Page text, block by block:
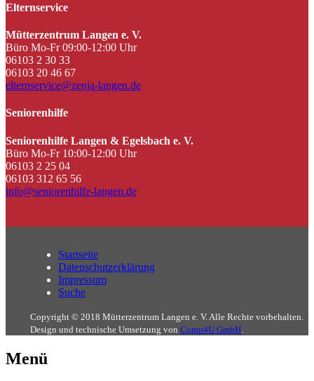
Elternservice
Mütterzentrum Langen e. V.
Büro Mo-Fr 09:00-12:00 Uhr
06103 2 30 33
06103 20 46 67
elternservice@zenja-langen.de
Seniorenhilfe
Seniorenhilfe Langen & Egelsbach e. V.
Büro Mo-Fr 10:00-12:00 Uhr
06103 2 25 04
06103 312 65 56
info@seniorenhilfe-langen.de
Startseite
Datenschutzerklärung
Impressum
Suche
Copyright © 2018 Mütterzentrum Langen e. V. Alle Rechte vorbehalten.
Design und technische Umsetzung von Comp4U GmbH
Menü